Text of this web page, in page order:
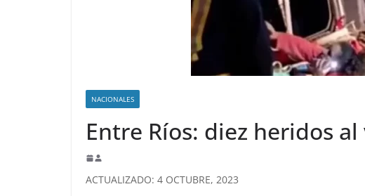
NACIONALES
Entre Ríos: diez heridos
ACTUALIZADO: 4 OCTUBRE, 2023